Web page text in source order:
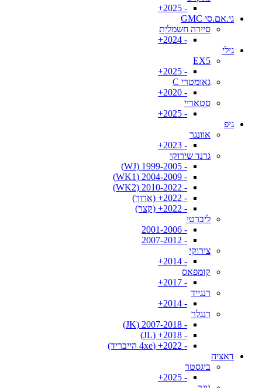
- 2025+
גי.אם.סי GMC
סיירה חשמלית
- 2024+
גילי
EX5
- 2025+
גאומטרי C
- 2020+
סטאריי
- 2025+
גיפ
אוונגר
- 2023+
גרנד שירוקי
- 1999-2005 (WJ)
- 2004-2009 (WK1)
- 2010-2022 (WK2)
- 2022+ (ארוך)
- 2022+ (קצר)
ליברטי
- 2001-2006
- 2007-2012
צירוקי
- 2014+
קומפאס
- 2017+
רנגייד
- 2014+
רנגלר
- 2007-2018 (JK)
- 2018+ (JL)
- 2022+ (4xe הייבריד)
דאציה
ביגסטר
- 2025+